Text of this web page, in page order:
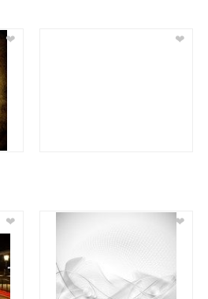
❤ ❤
❤ ❤